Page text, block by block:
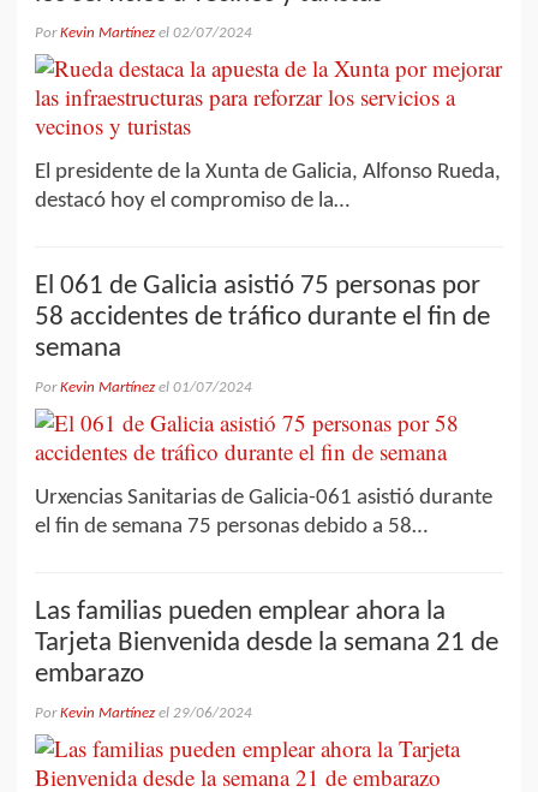
PorKevin Martínez el 02/07/2024
El presidente de la Xunta de Galicia, Alfonso Rueda,
destacó hoy el compromiso de la…
El 061 de Galicia asistió 75 personas por
58 accidentes de tráfico durante el fin de
semana
PorKevin Martínez el 01/07/2024
Urxencias Sanitarias de Galicia-061 asistió durante
el fin de semana 75 personas debido a 58…
Las familias pueden emplear ahora la
Tarjeta Bienvenida desde la semana 21 de
embarazo
PorKevin Martínez el 29/06/2024